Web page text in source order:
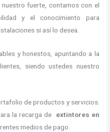
fuerte, contamos con el
y el conocimiento para
si así lo desea.
y honestos, apuntando a la
siendo ustedes nuestro
de productos y servicios.
la recarga de extintores en
medios de pago.